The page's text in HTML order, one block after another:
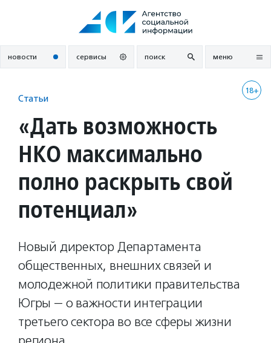
новости сервисы поиск меню
18+
Статьи
«Дать возможность
НКО максимально
полно раскрыть свой
потенциал»
Новый директор Департамента
общественных, внешних связей и
молодежной политики правительства
Югры — о важности интеграции
третьего сектора во все сферы жизни